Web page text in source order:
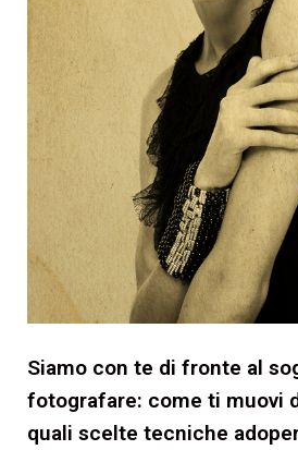
Siamo con te di fronte al
fotografare: come ti muovi
quali scelte tecniche